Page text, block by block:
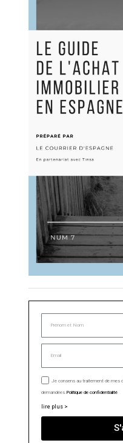
Je consens au traitement de mes
demandées. Politique de confidentialité
lire plus >